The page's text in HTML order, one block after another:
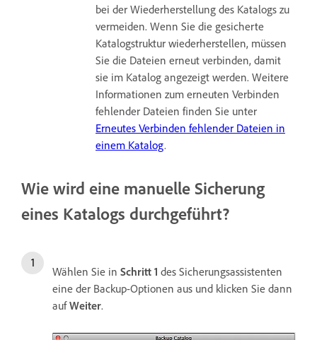
bei der Wiederherstellung des Katalogs zu
vermeiden. Wenn Sie die gesicherte
Katalogstruktur wiederherstellen, müssen
Sie die Dateien erneut verbinden, damit
sie im Katalog angezeigt werden. Weitere
Informationen zum erneuten Verbinden
fehlender Dateien finden Sie unter
Erneutes Verbinden fehlender Dateien in
einem Katalog.
Wie wird eine manuelle Sicherung
eines Katalogs durchgeführt?
Wählen Sie in Schritt 1 des Sicherungsassistenten
eine der Backup-Optionen aus und klicken Sie dann
aufWeiter.